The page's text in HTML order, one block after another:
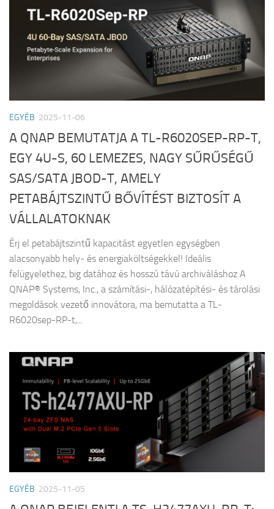
EGYÉB 2025-11-06
A QNAP BEMUTATJA A TL-R6020SEP-RP-T,
EGY 4U-S, 60 LEMEZES, NAGY SŰRŰSÉGŰ
SAS/SATA JBOD-T, AMELY
PETABÁJTSZINTŰ BŐVÍTÉST BIZTOSÍT A
VÁLLALATOKNAK
Érj el petabájtszintű kapacitást egyetlen egységben
alacsonyabb hely- és energiaköltségekkel! Ideális
felügyelethez, big datához és hosszú távú archiváláshoz A
QNAP® Systems, Inc., a számítási-, hálózatépítési- és tárolási
megoldások vezető innovátora, ma bemutatta a TL-
R6020sep-RP-t,...
EGYÉB 2025-11-05